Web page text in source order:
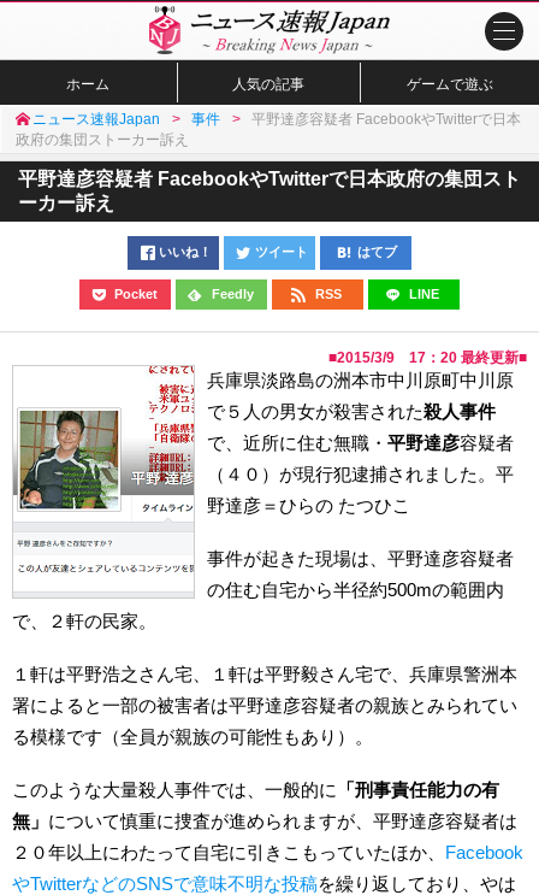
ホーム 人気の記事 ゲームで遊ぶ
ニュース速報Japan 事件
平野達彦容疑者 FacebookやTwitterで日本
政府の集団ストーカー訴え
平野達彦容疑者 FacebookやTwitterで日本政府の集団スト
ーカー訴え
いいね！ ツイート はてブ
Pocket Feedly RSS LINE
■2015/3/9 17：20 最終更新■
兵庫県淡路島の洲本市中川原町中川原
で５人の男女が殺害された殺人事件
で、近所に住む無職・ 平野達彦容疑者
（４０）が現行犯逮捕されました。平
野達彦＝ひらの たつひこ
事件が起きた現場は、平野達彦容疑者
の住む自宅から半径約500mの範囲内
で、２軒の民家。
１軒は平野浩之さん宅、１軒は平野毅さん宅で、兵庫県警洲本
署によると一部の被害者は平野達彦容疑者の親族とみられてい
る模様です（全員が親族の可能性もあり）。
このような大量殺人事件では、一般的に
「刑事責任能力の有
無」 について慎重に捜査が進められますが、平野達彦容疑者は
２０年以上にわたって自宅に引きこもっていたほか、 Facebook
やTwitterなどのSNSで意味不明な投稿を繰り返しており、やは